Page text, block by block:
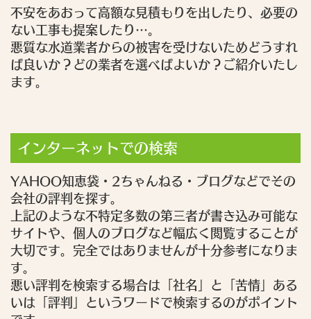
不安をあおって高額な見積もりを出したり、必要の
ない工事も提案したり…。
悪質な水道業者からの被害を受けないためどうすれ
ば良いか？どの業者を選べばよいか？ご紹介いたし
ます。
インターネットでの検索
YAHOO知恵袋・2ちゃんねる・ブログなどでその
会社の評判を探す。
上記のような不特定多数の第三者が書き込み可能な
サイトや、個人のブログなど幅広く閲覧することが
大切です。完全ではありませんが十分参考になりま
す。
悪い評判を検索する場合は「社名」と「苦情」ある
いは「評判」というワードで検索するのがポイント